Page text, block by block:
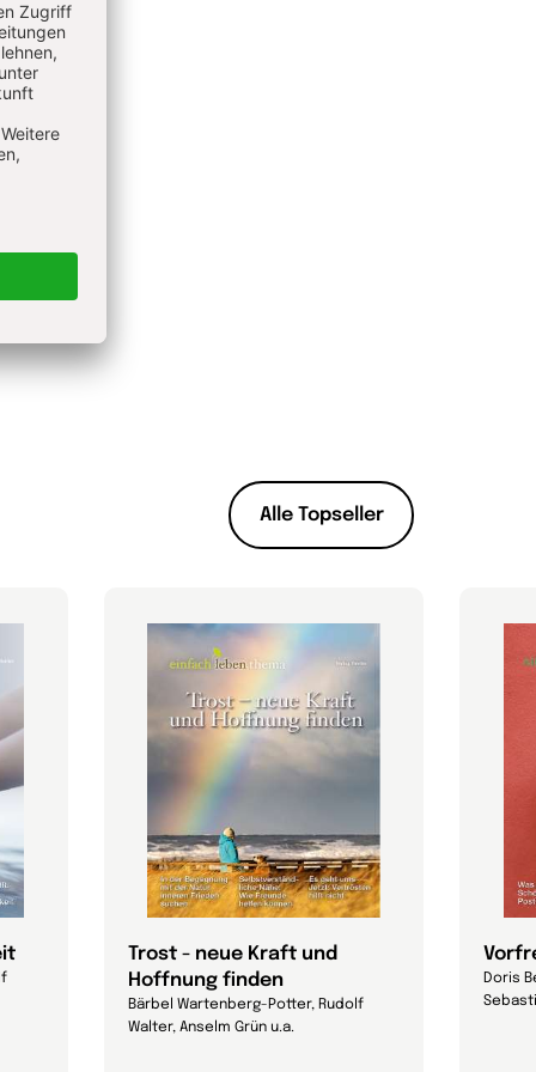
Alle Topseller
Trost - neue Kraft und
Hoffnung finden
Bärbel Wartenberg-Potter, Rudolf
Walter, Anselm Grün u.a.
Doris